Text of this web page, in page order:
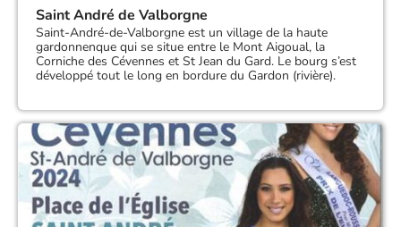
Saint André de Valborgne
Saint-André-de-Valborgne est un village de la haute
gardonnenque qui se situe entre le Mont Aigoual, la
Corniche des Cévennes et St Jean du Gard. Le bourg s’est
développé tout le long en bordure du Gardon (rivière).